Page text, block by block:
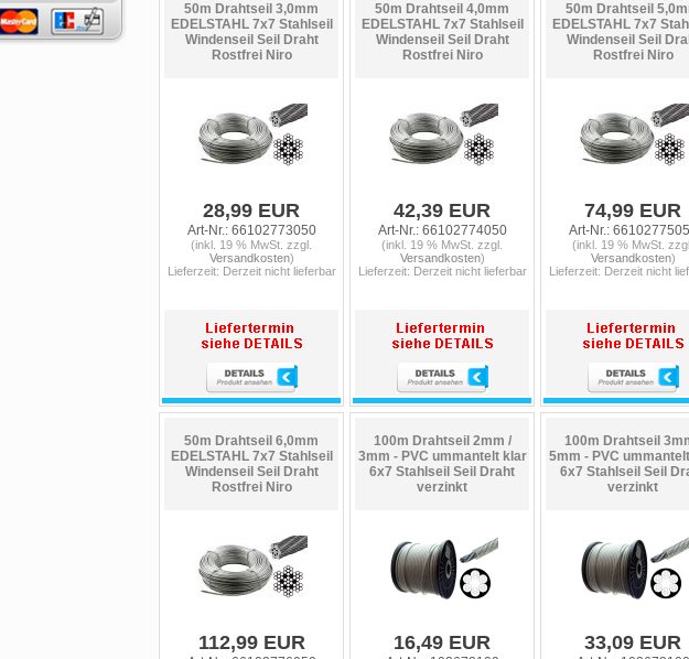
50m Drahtseil 3,0mm
EDELSTAHL 7x7 Stahlseil
Windenseil Seil Draht
Rostfrei Niro
28,99 EUR
Art-Nr.: 66102773050
(inkl. 19 % MwSt. zzgl.
Versandkosten)
Lieferzeit: Derzeit nicht lieferbar
50m Drahtseil 4,0mm
EDELSTAHL 7x7 Stahlseil
Windenseil Seil Draht
Rostfrei Niro
42,39 EUR
Art-Nr.: 66102774050
(inkl. 19 % MwSt. zzgl.
Versandkosten)
Lieferzeit: Derzeit nicht lieferbar
50m Drahtseil
EDELSTAHL 7x7
Windenseil Seil
Rostfrei Niro
74,99 EUR
Art-Nr.:
(inkl. 19 % MwSt. zzgl.
Versandkosten)
Lieferzeit: Derzeit nicht
50m Drahtseil 6,0mm
EDELSTAHL 7x7 Stahlseil
Windenseil Seil Draht
Rostfrei Niro
112,99 EUR
100m Drahtseil 2mm /
3mm - PVC ummantelt klar
6x7 Stahlseil Seil Draht
verzinkt
16,49 EUR
100m Drahtseil
5mm - PVC
6x7 Stahlseil Seil
verzinkt
33,09 EUR